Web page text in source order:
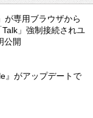
が専用ブラウザから
」強制接続されユ
公開
』がアップデートで